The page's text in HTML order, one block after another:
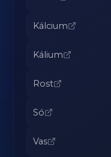
Kálcium
Kálium
Rost
Só
Vas